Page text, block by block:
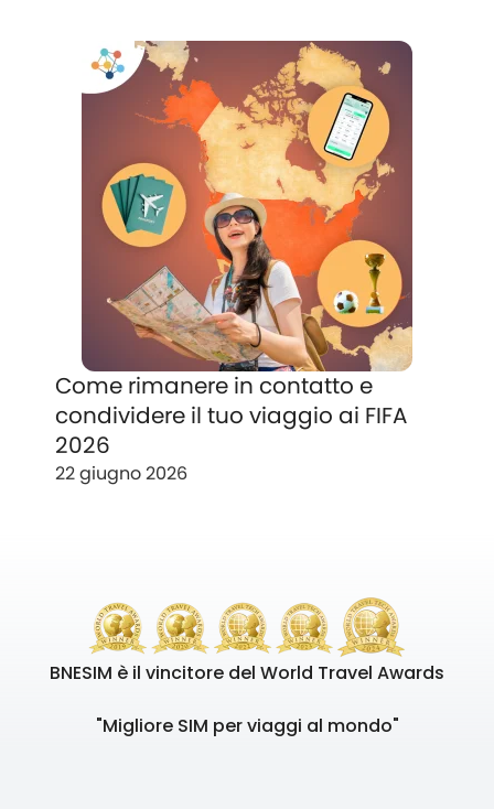
Come rimanere in contatto e
condividere il tuo viaggio ai FIFA
2026
22 giugno 2026
BNESIM è il vincitore del World Travel Awards
"Migliore SIM per viaggi al mondo"